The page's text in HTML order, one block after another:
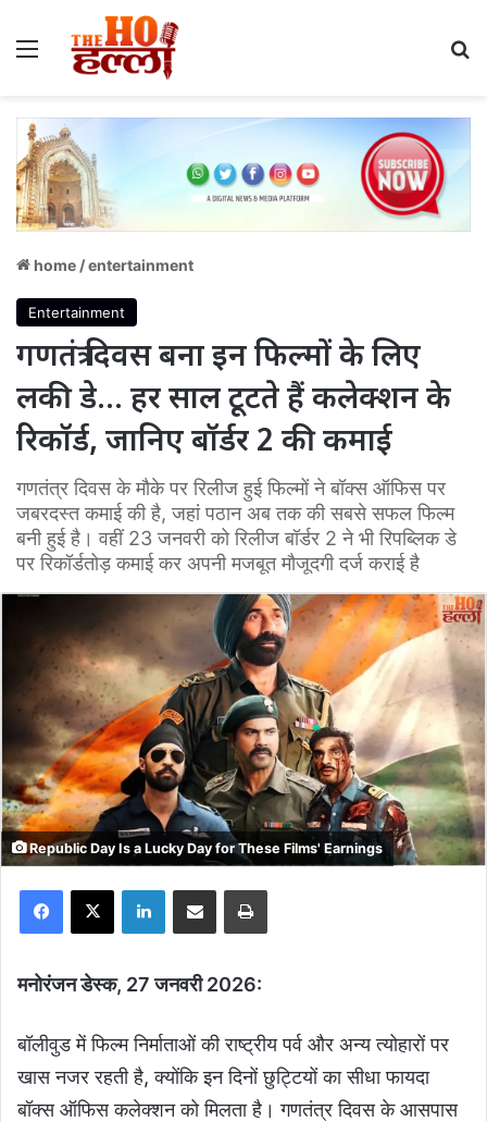
Menu
home /entertainment
Entertainment
गणतंत्र दिवस बना इन फिल्मों के लिए
लकी डे… हर साल टूटते हैं कलेक्शन के
रिकॉर्ड, जानिए बॉर्डर 2 की कमाई
गणतंत्र दिवस के मौके पर रिलीज हुई फिल्मों ने बॉक्स ऑफिस पर
जबरदस्त कमाई की है, जहां पठान अब तक की सबसे सफल फिल्म
बनी हुई है। वहीं 23 जनवरी को रिलीज बॉर्डर 2 ने भी रिपब्लिक डे
पर रिकॉर्डतोड़ कमाई कर अपनी मजबूत मौजूदगी दर्ज कराई है
Republic Day Is a Lucky Day for These Films' Earnings
Facebook
X LinkedInShare via Email Print
मनोरंजन डेस्क, 27 जनवरी 2026:
बॉलीवुड में फिल्म निर्माताओं की राष्ट्रीय पर्व और अन्य त्योहारों पर
खास नजर रहती है, क्योंकि इन दिनों छुट्टियों का सीधा फायदा
बॉक्स ऑफिस कलेक्शन को मिलता है। गणतंत्र दिवस के आसपास